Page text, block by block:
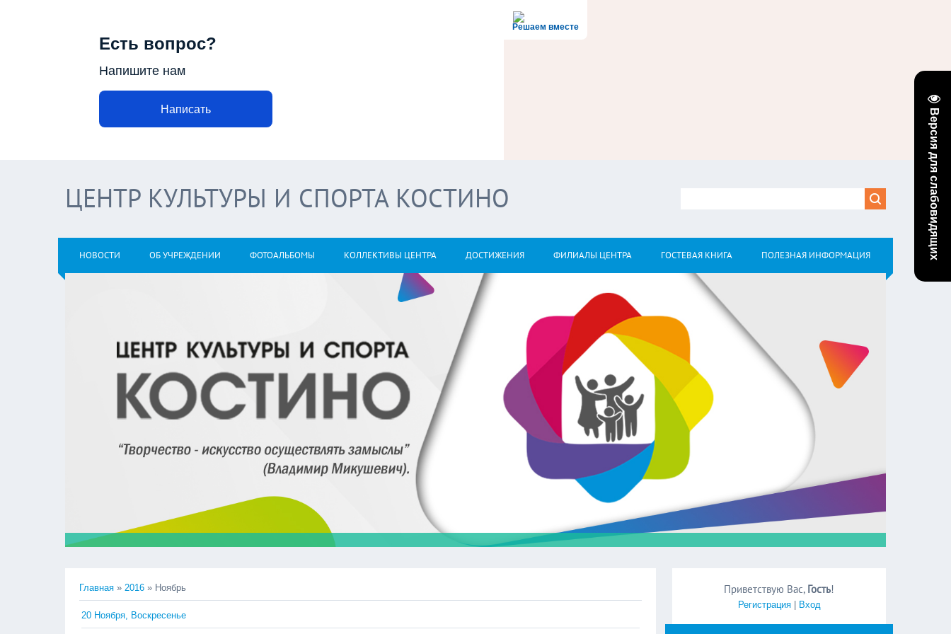
Версия для слабовидящих
Решаем вместе
Есть вопрос?
Напишите нам
Написать
ЦЕНТР КУЛЬТУРЫ И СПОРТА КОСТИНО
НОВОСТИ ОБ УЧРЕЖДЕНИИ ФОТОАЛЬБОМЫ КОЛЛЕКТИВЫ ЦЕНТРА ДОСТИЖЕНИЯ ФИЛИАЛЫ ЦЕНТРА ГОСТЕВАЯ КНИГА ПОЛЕЗНАЯ ИНФОРМАЦИЯ
Главная » 2016 » Ноябрь
20 Ноября, Воскресенье
Приветствую Вас, Гость!
Регистрация| Вход